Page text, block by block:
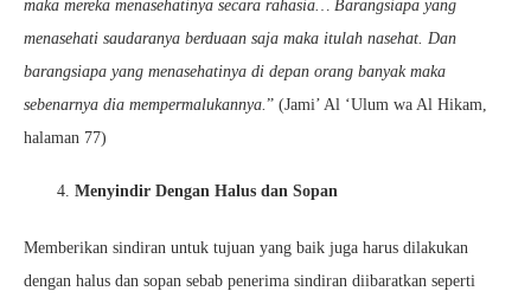
maka mereka menasehatinya secara rahasia… Barangsiapa yang
menasehati saudaranya berduaan saja maka itulah nasehat. Dan
barangsiapa yang menasehatinya di depan orang banyak maka
sebenarnya dia mempermalukannya.” (Jami’ Al ‘Ulum wa Al Hikam,
halaman 77)
Menyindir Dengan Halus dan Sopan
Memberikan sindiran untuk tujuan yang baik juga harus dilakukan
dengan halus dan sopan sebab penerima sindiran diibaratkan seperti